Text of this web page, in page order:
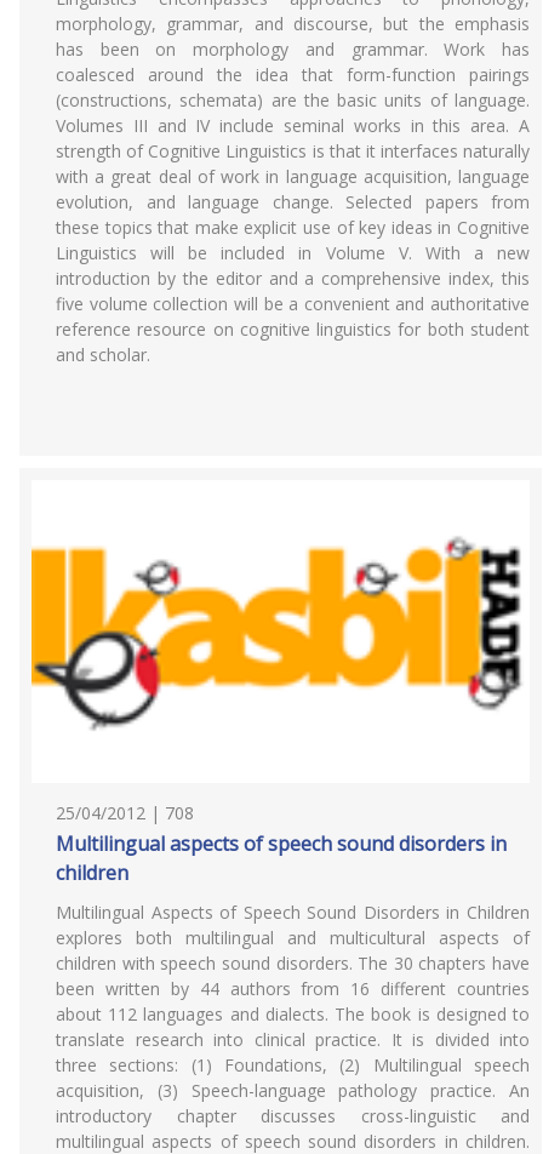
morphology, grammar, and discourse, but the emphasis
has been on morphology and grammar. Work has
coalesced around the idea that form-function pairings
(constructions, schemata) are the basic units of language.
Volumes III and IV include seminal works in this area. A
strength of Cognitive Linguistics is that it interfaces naturally
with a great deal of work in language acquisition, language
evolution, and language change. Selected papers from
these topics that make explicit use of key ideas in Cognitive
Linguistics will be included in Volume V. With a new
introduction by the editor and a comprehensive index, this
five volume collection will be a convenient and authoritative
reference resource on cognitive linguistics for both student
and scholar.
25/04/2012 | 708
Multilingual aspects of speech sound disorders in
children
Multilingual Aspects of Speech Sound Disorders in Children
explores both multilingual and multicultural aspects of
children with speech sound disorders. The 30 chapters have
been written by 44 authors from 16 different countries
about 112 languages and dialects. The book is designed to
translate research into clinical practice. It is divided into
three sections: (1) Foundations, (2) Multilingual speech
acquisition, (3) Speech-language pathology practice. An
introductory chapter discusses cross-linguistic and
multilingual aspects of speech sound disorders in children.